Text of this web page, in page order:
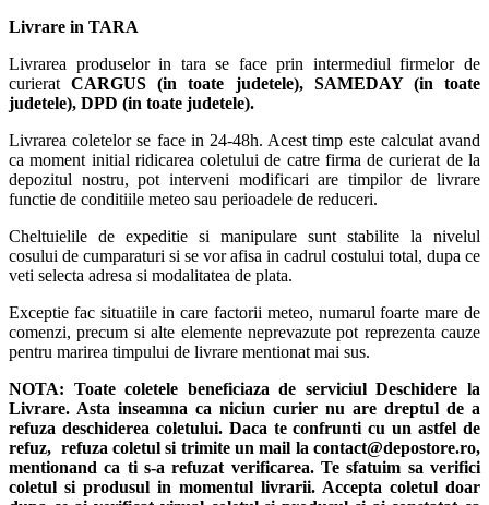
Livrare in TARA
Livrarea produselor in tara se face prin intermediul firmelor de
curieratCARGUS (in toate judetele),
SAMEDAY (in toate
judetele), DPD (in toate judetele).
Livrarea coletelor se face in 24-48h. Acest timp este calculat avand
ca moment initial ridicarea coletului de catre firma de curierat de la
depozitul nostru, pot interveni modificari are timpilor de livrare
functie de conditiile meteo sau perioadele de reduceri.
Cheltuielile de expeditie si manipulare sunt stabilite la nivelul
cosului de cumparaturi si se vor afisa in cadrul costului total, dupa ce
veti selecta adresa si modalitatea de plata.
Exceptie fac situatiile in care factorii meteo, numarul foarte mare de
comenzi, precum si alte elemente neprevazute pot reprezenta cauze
pentru marirea timpului de livrare mentionat mai sus.
NOTA: Toate coletele beneficiaza de serviciul Deschidere la
Livrare. Asta inseamna ca niciun curier nu are dreptul de a
refuza deschiderea coletului. Daca te confrunti cu un astfel de
refuz, refuza coletul si trimite un mail la contact@depostore.ro,
mentionand ca ti s-a refuzat verificarea. Te sfatuim sa verifici
coletul si produsul in momentul livrarii. Accepta coletul doar